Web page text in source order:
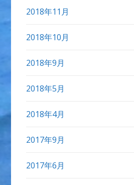
2018年11月
2018年10月
2018年9月
2018年5月
2018年4月
2017年9月
2017年6月